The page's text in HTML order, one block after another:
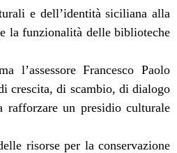
e dell’identità siciliana alla
la funzionalità delle biblioteche
l’assessore Francesco Paolo
crescita, di scambio, di dialogo
un presidio culturale
risorse per la conservazione